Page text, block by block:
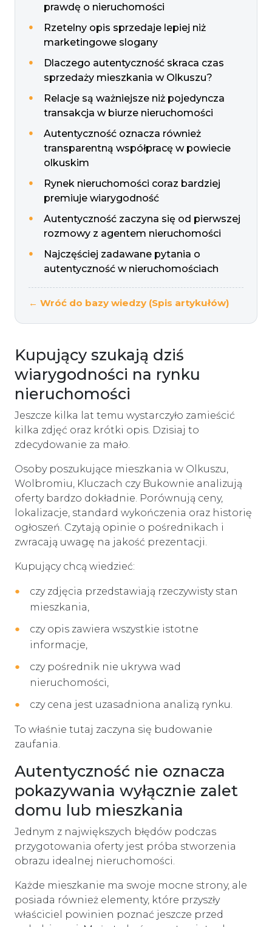
prawdę o nieruchomości
Rzetelny opis sprzedaje lepiej niż
marketingowe slogany
Dlaczego autentyczność skraca czas
sprzedaży mieszkania w Olkuszu?
Relacje są ważniejsze niż pojedyncza
transakcja w biurze nieruchomości
Autentyczność oznacza również
transparentną współpracę w powiecie
olkuskim
Rynek nieruchomości coraz bardziej
premiuje wiarygodność
Autentyczność zaczyna się od pierwszej
rozmowy z agentem nieruchomości
Najczęściej zadawane pytania o
autentyczność w nieruchomościach
← Wróć do bazy wiedzy (Spis artykułów)
Kupujący szukają dziś
wiarygodności na rynku
nieruchomości
Jeszcze kilka lat temu wystarczyło zamieścić
kilka zdjęć oraz krótki opis. Dzisiaj to
zdecydowanie za mało.
Osoby poszukujące mieszkania w Olkuszu,
Wolbromiu, Kluczach czy Bukownie analizują
oferty bardzo dokładnie. Porównują ceny,
lokalizacje, standard wykończenia oraz historię
ogłoszeń. Czytają opinie o pośrednikach i
zwracają uwagę na jakość prezentacji.
Kupujący chcą wiedzieć:
czy zdjęcia przedstawiają rzeczywisty stan
mieszkania,
czy opis zawiera wszystkie istotne
informacje,
czy pośrednik nie ukrywa wad
nieruchomości,
czy cena jest uzasadniona analizą rynku.
To właśnie tutaj zaczyna się budowanie
zaufania.
Autentyczność nie oznacza
pokazywania wyłącznie zalet
domu lub mieszkania
Jednym z największych błędów podczas
przygotowania oferty jest próba stworzenia
obrazu idealnej nieruchomości.
Każde mieszkanie ma swoje mocne strony, ale
posiada również elementy, które przyszły
właściciel powinien poznać jeszcze przed